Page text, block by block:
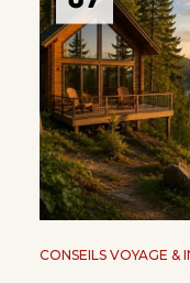
CONSEILS VOYAGE &